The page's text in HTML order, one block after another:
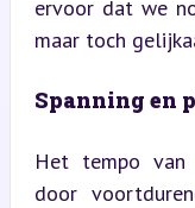
ervoor dat we
maar toch
Spanning en
Het tempo van
door